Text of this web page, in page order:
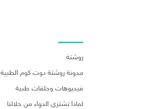
روشتة
مدونة روشتة دوت كوم الطبية
فيديوهات وحلقات طبية
لماذا تشتري الدواء من خلالنا